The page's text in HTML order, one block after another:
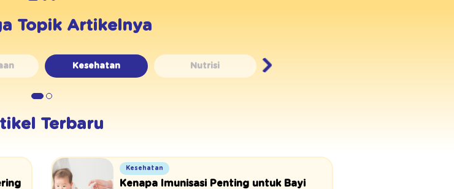
Topik Artikelnya
Kesehatan Nutrisi
Terbaru
Kesehatan
Kenapa Imunisasi Penting untuk Bayi